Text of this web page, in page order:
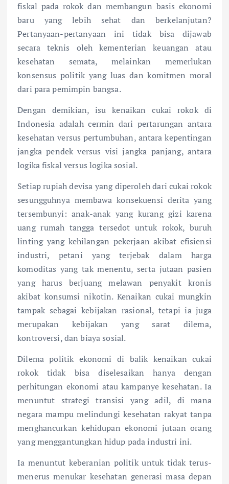
fiskal pada rokok dan membangun basis ekonomi
baru yang lebih sehat dan berkelanjutan?
Pertanyaan-pertanyaan ini tidak bisa dijawab
secara teknis oleh kementerian keuangan atau
kesehatan semata, melainkan memerlukan
konsensus politik yang luas dan komitmen moral
dari para pemimpin bangsa.
Dengan demikian, isu kenaikan cukai rokok di
Indonesia adalah cermin dari pertarungan antara
kesehatan versus pertumbuhan, antara kepentingan
jangka pendek versus visi jangka panjang, antara
logika fiskal versus logika sosial.
Setiap rupiah devisa yang diperoleh dari cukai rokok
sesungguhnya membawa konsekuensi derita yang
tersembunyi: anak-anak yang kurang gizi karena
uang rumah tangga tersedot untuk rokok, buruh
linting yang kehilangan pekerjaan akibat efisiensi
industri, petani yang terjebak dalam harga
komoditas yang tak menentu, serta jutaan pasien
yang harus berjuang melawan penyakit kronis
akibat konsumsi nikotin. Kenaikan cukai mungkin
tampak sebagai kebijakan rasional, tetapi ia juga
merupakan kebijakan yang sarat dilema,
kontroversi, dan biaya sosial.
Dilema politik ekonomi di balik kenaikan cukai
rokok tidak bisa diselesaikan hanya dengan
perhitungan ekonomi atau kampanye kesehatan. Ia
menuntut strategi transisi yang adil, di mana
negara mampu melindungi kesehatan rakyat tanpa
menghancurkan kehidupan ekonomi jutaan orang
yang menggantungkan hidup pada industri ini.
Ia menuntut keberanian politik untuk tidak terus-
menerus menukar kesehatan generasi masa depan